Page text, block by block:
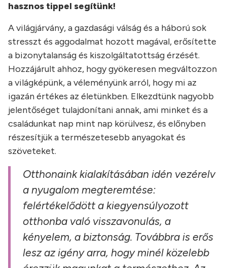
hasznos tippel segítünk!
A világjárvány, a gazdasági válság és a háború sok
stresszt és aggodalmat hozott magával, erősítette
a bizonytalanság és kiszolgáltatottság érzését.
Hozzájárult ahhoz, hogy gyökeresen megváltozzon
a világképünk, a véleményünk arról, hogy mi az
igazán értékes az életünkben. Elkezdtünk nagyobb
jelentőséget tulajdonítani annak, ami minket és a
családunkat nap mint nap körülvesz, és előnyben
részesítjük a természetesebb anyagokat és
szöveteket.
Otthonaink kialakításában idén vezérelv
a nyugalom megteremtése:
felértékelődött a kiegyensúlyozott
otthonba való visszavonulás, a
kényelem, a biztonság. Továbbra is erős
lesz az igény arra, hogy minél közelebb